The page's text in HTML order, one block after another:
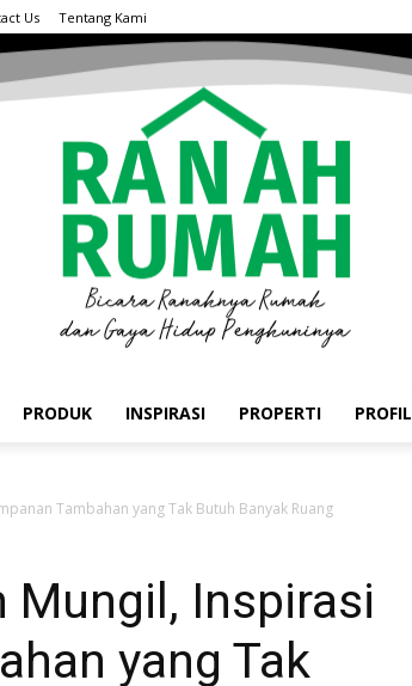
Us Tentang Kami
PRODUK INSPIRASI PROPERTI PROFIL
Tambahan yang Tak Butuh Banyak Ruang
Mungil, Inspirasi
yang Tak